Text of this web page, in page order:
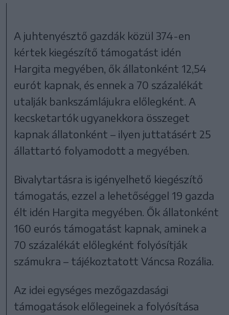
A juhtenyésztő gazdák közül 374-en
kértek kiegészítő támogatást idén
Hargita megyében, ők állatonként 12,54
eurót kapnak, és ennek a 70 százalékát
utalják bankszámlájukra előlegként. A
kecsketartók ugyanekkora összeget
kapnak állatonként – ilyen juttatásért 25
állattartó folyamodott a megyében.
Bivalytartásra is igényelhető kiegészítő
támogatás, ezzel a lehetőséggel 19 gazda
élt idén Hargita megyében. Ők állatonként
160 eurós támogatást kapnak, aminek a
70 százalékát előlegként folyósítják
számukra – tájékoztatott Váncsa Rozália.
Az idei egységes mezőgazdasági
támogatások előlegeinek a folyósítása